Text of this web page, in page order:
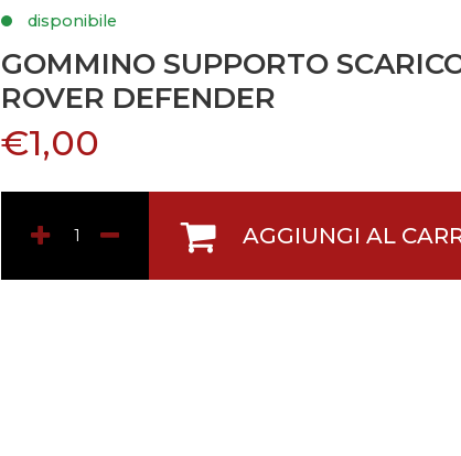
disponibile
GOMMINO SUPPORTO
ROVER DEFENDER
€1,00
AGGIUNGI AL